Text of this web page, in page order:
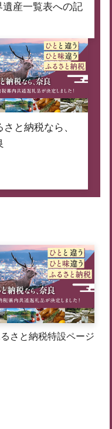
遺産一覧表への記
さと納税なら、
さと納税特設ページ